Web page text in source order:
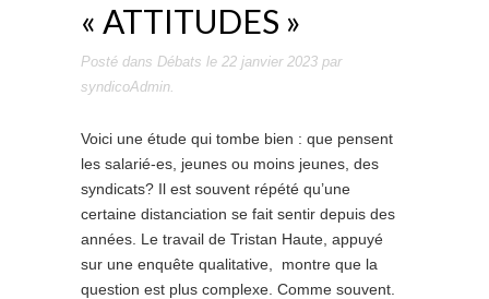
« ATTITUDES »
Posté dans Débats le 22 janvier 2023 par
syndicoAdmin.
Voici une étude qui tombe bien : que pensent
les salarié-es, jeunes ou moins jeunes, des
syndicats? Il est souvent répété qu’une
certaine distanciation se fait sentir depuis des
années. Le travail de Tristan Haute, appuyé
sur une enquête qualitative, montre que la
question est plus complexe. Comme souvent.